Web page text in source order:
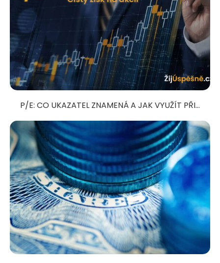
P/E: CO UKAZATEL ZNAMENÁ A JAK VYUŽÍT PŘI...